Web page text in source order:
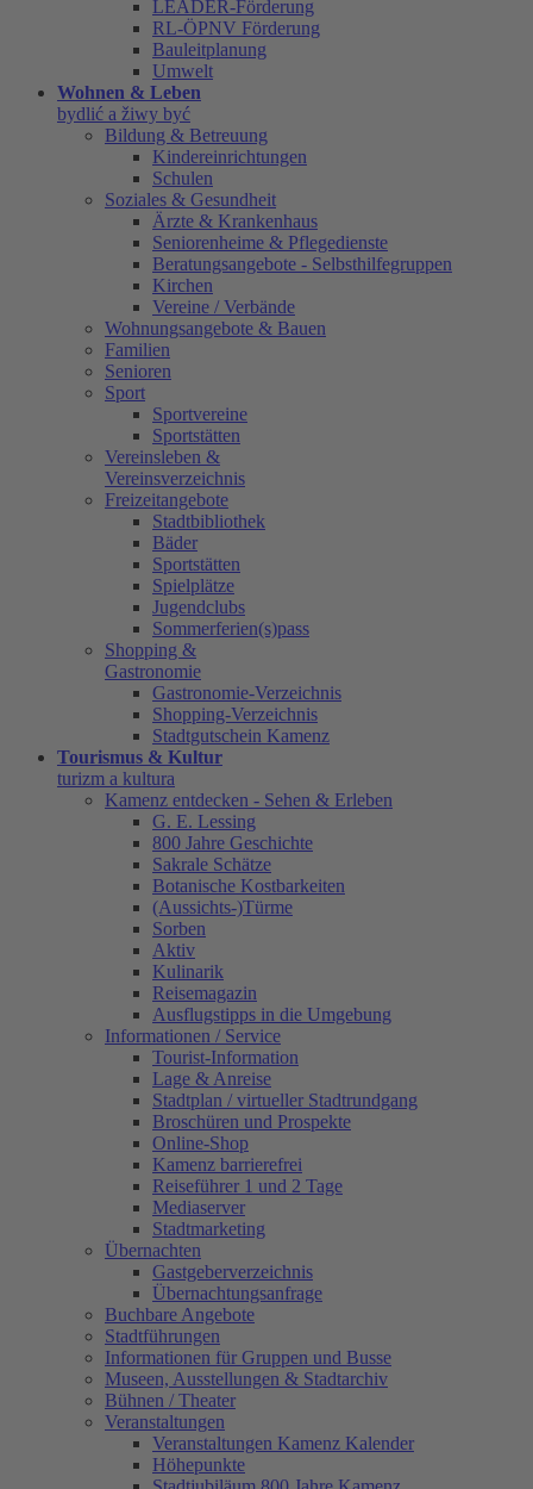
LEADER-Förderung
RL-ÖPNV Förderung
Bauleitplanung
Umwelt
Wohnen & Leben
bydlić a žiwy być
Bildung & Betreuung
Kindereinrichtungen
Schulen
Soziales & Gesundheit
Ärzte & Krankenhaus
Seniorenheime & Pflegedienste
Beratungsangebote - Selbsthilfegruppen
Kirchen
Vereine / Verbände
Wohnungsangebote & Bauen
Familien
Senioren
Sport
Sportvereine
Sportstätten
Vereinsleben &
Vereinsverzeichnis
Freizeitangebote
Stadtbibliothek
Bäder
Sportstätten
Spielplätze
Jugendclubs
Sommerferien(s)pass
Shopping &
Gastronomie
Gastronomie-Verzeichnis
Shopping-Verzeichnis
Stadtgutschein Kamenz
Tourismus & Kultur
turizm a kultura
Kamenz entdecken - Sehen & Erleben
G. E. Lessing
800 Jahre Geschichte
Sakrale Schätze
Botanische Kostbarkeiten
(Aussichts-)Türme
Sorben
Aktiv
Kulinarik
Reisemagazin
Ausflugstipps in die Umgebung
Informationen / Service
Tourist-Information
Lage & Anreise
Stadtplan / virtueller Stadtrundgang
Broschüren und Prospekte
Online-Shop
Kamenz barrierefrei
Reiseführer 1 und 2 Tage
Mediaserver
Stadtmarketing
Übernachten
Gastgeberverzeichnis
Übernachtungsanfrage
Buchbare Angebote
Stadtführungen
Informationen für Gruppen und Busse
Museen, Ausstellungen & Stadtarchiv
Bühnen / Theater
Veranstaltungen
Veranstaltungen Kamenz Kalender
Höhepunkte